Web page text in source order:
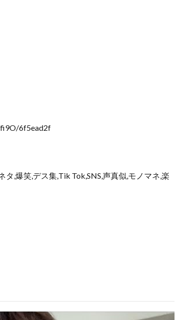
fi9O/6f5ead2f
,爆笑,デス集,Tik Tok,SNS,声真似,モノマネ,楽